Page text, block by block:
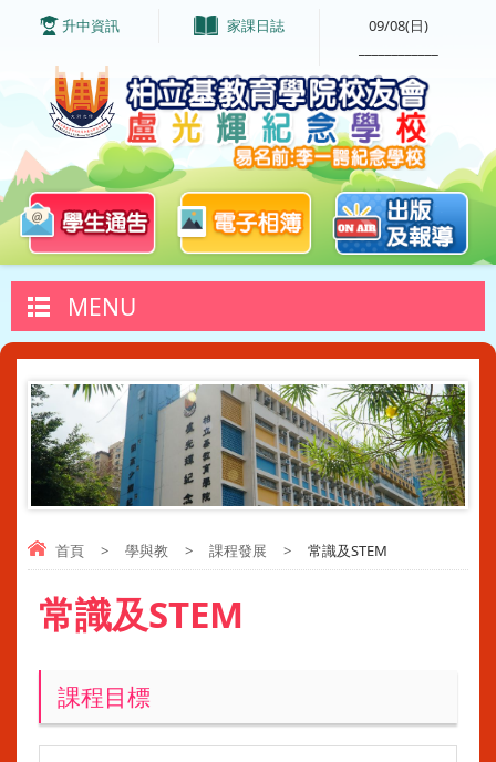
升中資訊 家課日誌
09/08(日)
MENU
首頁 > 學與教 > 課程發展 > 常識及STEM
常識及STEM
課程目標